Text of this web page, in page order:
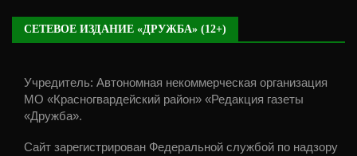
СЕТЕВОЕ ИЗДАНИЕ «ДРУЖБА» (12+)
Учредитель: Автономная некоммерческая организация
МО «Красногвардейский район» «Редакция газеты
«Дружба».
Сайт зарегистрирован Федеральной службой по надзору